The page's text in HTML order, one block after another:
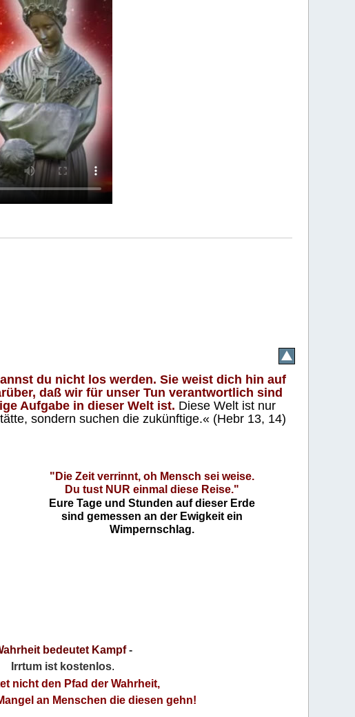
du nicht los werden. Sie weist dich hin auf
daß wir für unser Tun verantwortlich sind
Aufgabe in dieser Welt ist. Diese Welt ist nur
sondern suchen die zukünftige.« (Hebr 13, 14)
"Die Zeit verrinnt, oh Mensch sei weise.
Du tust NUR einmal diese Reise."
Eure Tage und Stunden auf dieser Erde
sind gemessen an der Ewigkeit ein
Wimpernschlag.
bedeutet Kampf-
Irrtum ist kostenlos.
nicht den Pfad der Wahrheit,
an Menschen die diesen gehn!